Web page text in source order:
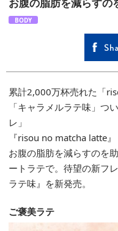
BODY
累計2,000万杯売れた「
「キャラメルラテ味」つ
レ」
『risou no matcha latte
お腹の脂肪を減らすのを
ートラテで。待望の新フ
ラテ味』を新発売。
ご褒美ラテ